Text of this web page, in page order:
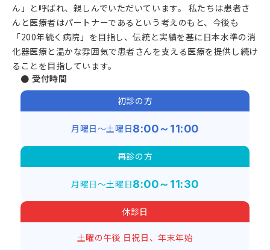
ん」と呼ばれ、親しんでいただいています。 私たちは患者さ
んと医療者はパートナーであるという考えのもと、今後も
「200年続く病院」を目指し、伝統と実績を基に日本水準の消
化器医療と温かな雰囲気で患者さんを支える医療を提供し続け
ることを目指しています。
● 受付時間
初診の方
月曜日～土曜日8:00～11:00
再診の方
月曜日～土曜日8:00～11:30
休診日
土曜の午後 日祝日、年末年始